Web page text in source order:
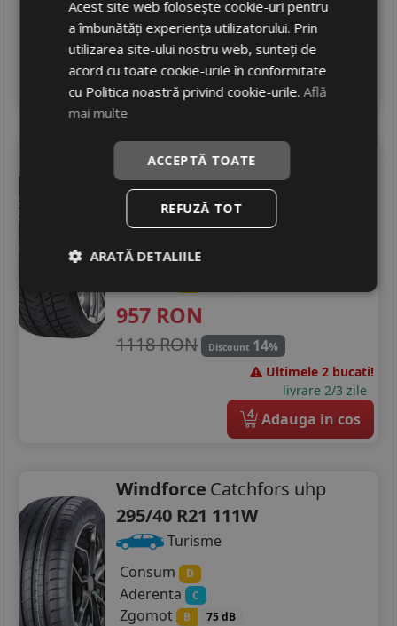
747 RON Discount24%
livrare 2/3 zile
4 Adauga in cos
GripmaxPro winter
295/40 R21 111V DOT 24
Turisme
Aderenta C
957 RON
1118 RON Discount 14%
Ultimele 2 bucati!
livrare 2/3 zile
4 Adauga in cos
Windforce Catchfors uhp
295/40 R21 111W
Turisme
Consum
D
Aderenta C
Zgomot B 75 dB
Acest site web folosește cookie-uri pentru
a îmbunătăți experiența utilizatorului. Prin
utilizarea site-ului nostru web, sunteți de
acord cu toate cookie-urile în conformitate
cu Politica noastră privind cookie-urile.Află
mai multe
ACCEPTĂ TOATE
REFUZĂ TOT
ARATĂ DETALIILE